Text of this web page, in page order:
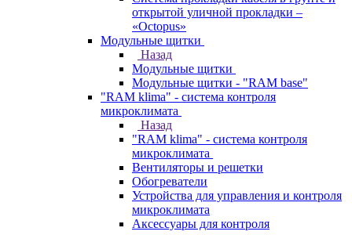
открытой уличной прокладки –
«Octopus»
Модульные щитки
Назад
Модульные щитки
Модульные щитки - "RAM base"
"RAM klima" - система контроля
микроклимата
Назад
"RAM klima" - система контроля
микроклимата
Вентиляторы и решетки
Обогреватели
Устройства для управления и контроля
микроклимата
Аксессуары для контроля